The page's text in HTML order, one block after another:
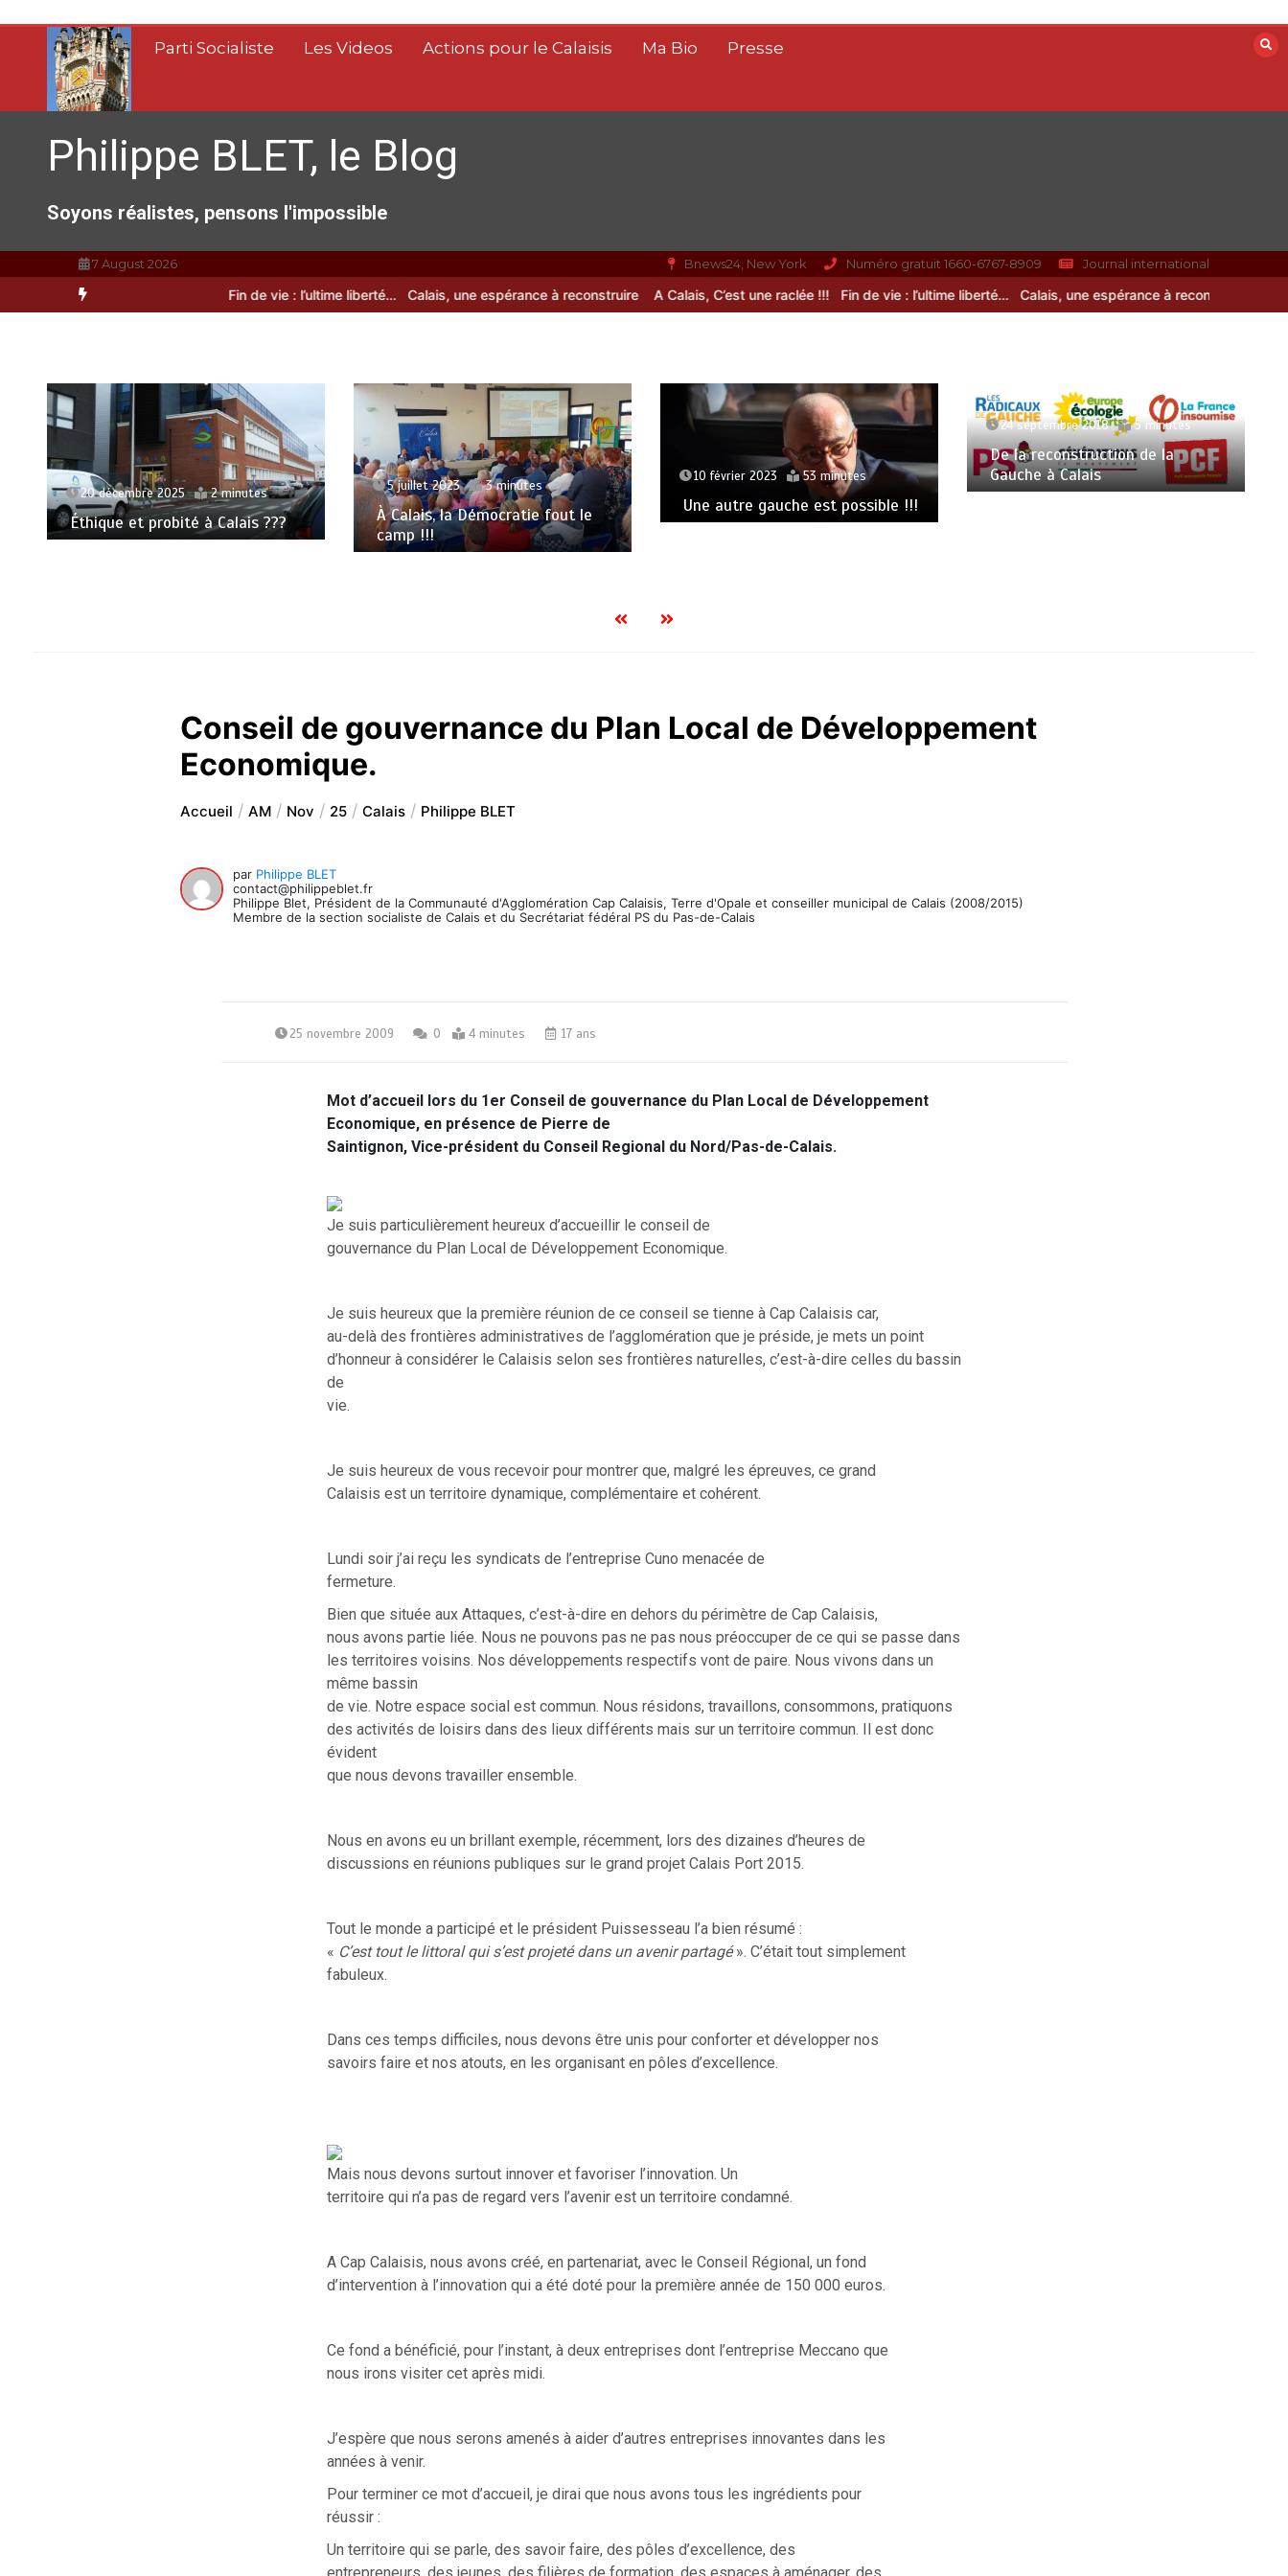
contenu
Parti Socialiste Les Videos Actions pour le Calaisis Ma Bio Presse
Philippe BLET, le Blog
Soyons réalistes, pensons l'impossible
7 August 2026 Bnews24, New York Numéro gratuit 1660-6767-8909 Journal international
Calais, C’est une raclée !!! Fin de vie : l’ultime liberté… Calais, une espérance à reconstruire A Calais, C’est une raclée !!! Fin de vie : l’ultime liberté… Calais, une espérance à reconstruire
20 décembre 2025 2 minutes
Éthique et probité à Calais ???
5 juillet 2023 3 minutes
À Calais, la Démocratie fout le
camp !!!
10 février 2023 53 minutes
Une autre gauche est possible !!!
24 septembre 2018 5 minutes
De la reconstruction de la
Gauche à Calais
Conseil de gouvernance du Plan Local de Développement
Economique.
Accueil AM Nov 25 Calais Philippe BLET
par Philippe BLET
contact@philippeblet.fr
Philippe Blet, Président de la Communauté d'Agglomération Cap Calaisis, Terre d'Opale et conseiller municipal de Calais (2008/2015)
Membre de la section socialiste de Calais et du Secrétariat fédéral PS du Pas-de-Calais
25 novembre 2009 0 4 minutes 17 ans
Mot d’accueil lors du 1er Conseil de gouvernance du Plan Local de Développement
Economique, en présence de Pierre de
Saintignon, Vice-président du Conseil Regional du Nord/Pas-de-Calais.
Je suis particulièrement heureux d’accueillir le conseil de
gouvernance du Plan Local de Développement Economique.
Je suis heureux que la première réunion de ce conseil se tienne à Cap Calaisis car,
au-delà des frontières administratives de l’agglomération que je préside, je mets un point
d’honneur à considérer le Calaisis selon ses frontières naturelles, c’est-à-dire celles du bassin
de
vie.
Je suis heureux de vous recevoir pour montrer que, malgré les épreuves, ce grand
Calaisis est un territoire dynamique, complémentaire et cohérent.
Lundi soir j’ai reçu les syndicats de l’entreprise Cuno menacée de
fermeture.
Bien que située aux Attaques, c’est-à-dire en dehors du périmètre de Cap Calaisis,
nous avons partie liée. Nous ne pouvons pas ne pas nous préoccuper de ce qui se passe dans
les territoires voisins. Nos développements respectifs vont de paire. Nous vivons dans un
même bassin
de vie. Notre espace social est commun. Nous résidons, travaillons, consommons, pratiquons
des activités de loisirs dans des lieux différents mais sur un territoire commun. Il est donc
évident
que nous devons travailler ensemble.
Nous en avons eu un brillant exemple, récemment, lors des dizaines d’heures de
discussions en réunions publiques sur le grand projet Calais Port 2015.
Tout le monde a participé et le président Puissesseau l’a bien résumé :
« C’est tout le littoral qui s’est projeté dans un avenir partagé». C’était tout simplement
fabuleux.
Dans ces temps difficiles, nous devons être unis pour conforter et développer nos
savoirs faire et nos atouts, en les organisant en pôles d’excellence.
Mais nous devons surtout innover et favoriser l’innovation. Un
territoire qui n’a pas de regard vers l’avenir est un territoire condamné.
A Cap Calaisis, nous avons créé, en partenariat, avec le Conseil Régional, un fond
d’intervention à l’innovation qui a été doté pour la première année de 150 000 euros.
Ce fond a bénéficié, pour l’instant, à deux entreprises dont l’entreprise Meccano que
nous irons visiter cet après midi.
J’espère que nous serons amenés à aider d’autres entreprises innovantes dans les
années à venir.
Pour terminer ce mot d’accueil, je dirai que nous avons tous les ingrédients pour
réussir :
Un territoire qui se parle, des savoir faire, des pôles d’excellence, des